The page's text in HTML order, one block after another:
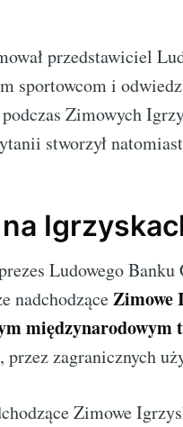
przedstawiciel
sportowcom i
Zimowych
stworzył natomiast
Ludowego
nadchodząceZimowe
międzynarodowym
zagranicznych
Zimowe